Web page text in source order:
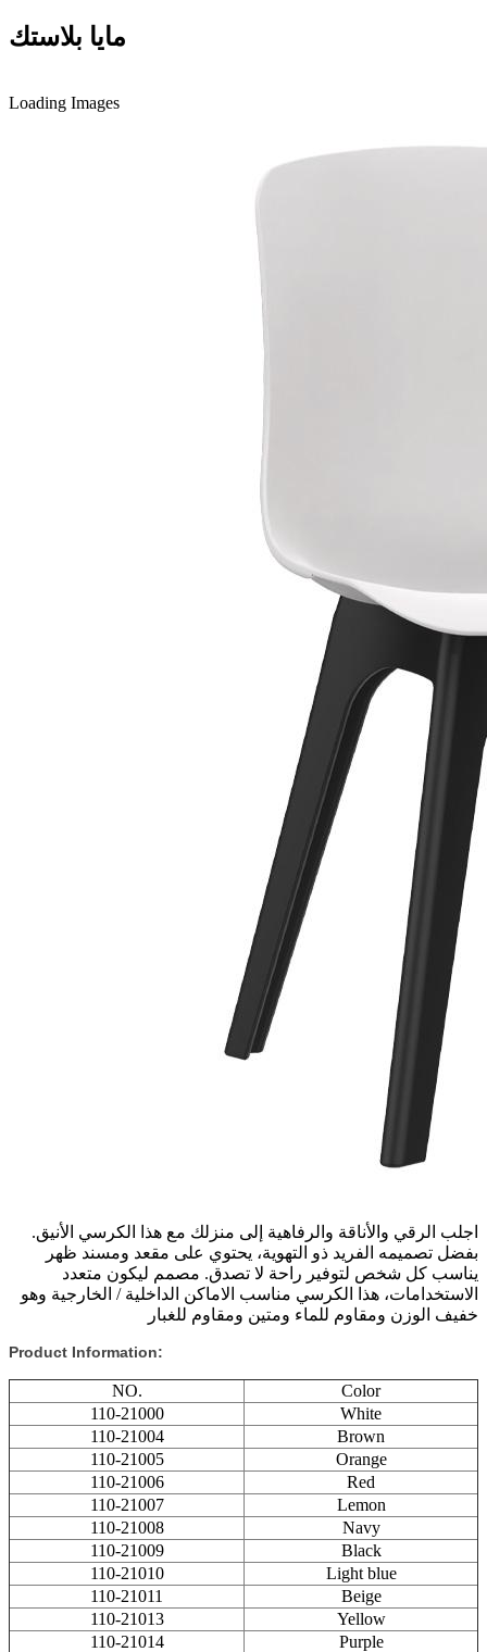
مايا بلاستك
Loading Images
اجلب الرقي والأناقة والرفاهية إلى منزلك مع هذا الكرسي الأنيق.
بفضل تصميمه الفريد ذو التهوية، يحتوي على مقعد ومسند ظهر
يناسب كل شخص لتوفير راحة لا تصدق. مصمم ليكون متعدد
الاستخدامات، هذا الكرسي مناسب الاماكن الداخلية / الخارجية وهو
خفيف الوزن ومقاوم للماء ومتين ومقاوم للغبار
Product Information:
NO.
Color
110-21000
White
110-21004
Brown
110-21005
Orange
110-21006
Red
110-21007
Lemon
110-21008
Navy
110-21009
Black
110-21010
Light blue
110-21011
Beige
110-21013
Yellow
110-21014
Purple